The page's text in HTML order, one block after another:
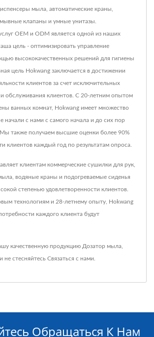
мыла, автоматические краны,
клапаны и умные унитазы.
OEM и ODM является одной из наших
цель - оптимизировать управление
высококачественных решений для гигиены
цель Hokwang заключается в достижении
клиентов за счет исключительных
и обслуживания клиентов. С 20-летним опытом
ванных комнат, Hokwang имеет множество
начали с нами с самого начала и до сих пор
также получаем высшие оценки более 90%
клиентов каждый год по результатам опроса.
клиентам коммерческие сушилки для рук,
водяные краны и подогреваемые сиденья
степенью удовлетворенности клиентов.
технологиям и 28-летнему опыту, Hokwang
каждого клиента будут
качественную продукцию Дозатор мыла
и не стесняйтесь Связаться с нами
Обращаться К Нам